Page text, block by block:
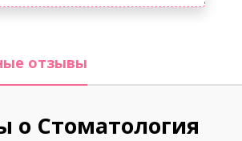
отзывы
о Стоматология